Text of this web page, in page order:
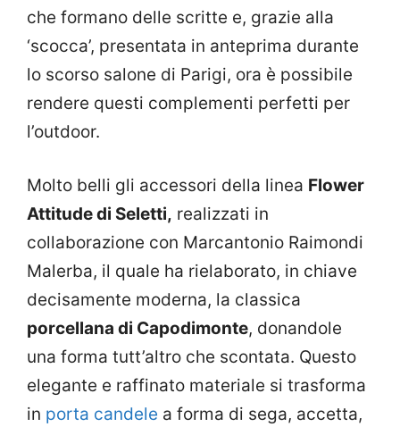
che formano delle scritte e, grazie alla
‘scocca’, presentata in anteprima durante
lo scorso salone di Parigi, ora è possibile
rendere questi complementi perfetti per
l’outdoor.
Molto belli gli accessori della linea Flower
Attitude di Seletti, realizzati in
collaborazione con Marcantonio Raimondi
Malerba, il quale ha rielaborato, in chiave
decisamente moderna, la classica
porcellana di Capodimonte, donandole
una forma tutt’altro che scontata. Questo
elegante e raffinato materiale si trasforma
in porta candele a forma di sega, accetta,